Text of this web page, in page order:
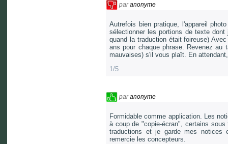
paranonyme
Autrefois bien pratique, l'appareil
sélectionner les portions de texte dont
quand la traduction était foireuse)
ans pour chaque phrase. Revenez
mauvaises) s'il vous plaît. En
1/5
paranonyme
Formidable comme application. Les
à coup de "copie-écran", certains
traductions et je garde mes notices
remercie les concepteurs.